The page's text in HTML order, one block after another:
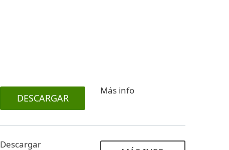
DESCARGAR
Más info
Descargar